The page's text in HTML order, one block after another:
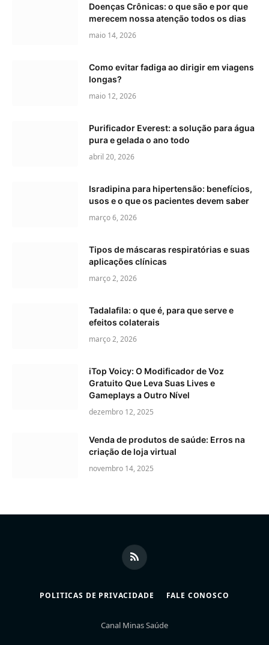
Doenças Crônicas: o que são e por que
merecem nossa atenção todos os dias
maio 14, 2026
Como evitar fadiga ao dirigir em viagens
longas?
maio 12, 2026
Purificador Everest: a solução para água
pura e gelada o ano todo
abril 20, 2026
Isradipina para hipertensão: benefícios,
usos e o que os pacientes devem saber
março 6, 2026
Tipos de máscaras respiratórias e suas
aplicações clínicas
março 2, 2026
Tadalafila: o que é, para que serve e
efeitos colaterais
março 2, 2026
iTop Voicy: O Modificador de Voz
Gratuito Que Leva Suas Lives e
Gameplays a Outro Nível
dezembro 12, 2025
Venda de produtos de saúde: Erros na
criação de loja virtual
novembro 14, 2025
RSS
POLITICAS DE PRIVACIDADE FALE CONOSCO
Canal Minas Saúde